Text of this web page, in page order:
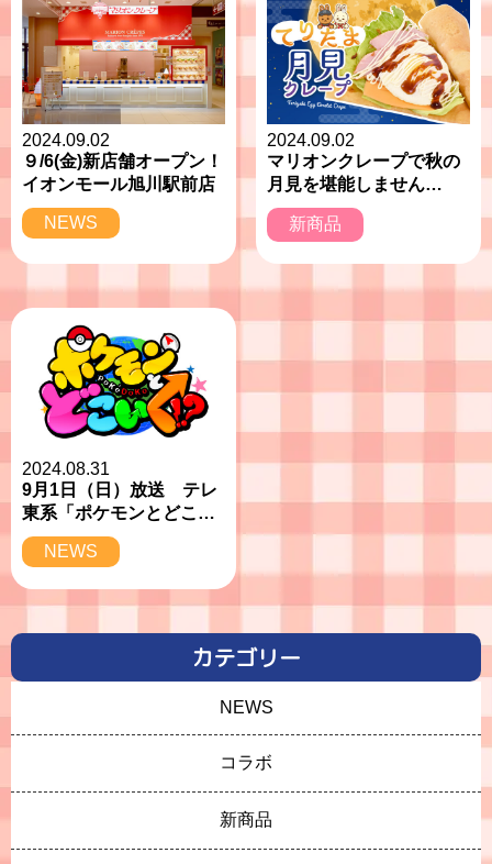
2024.09.02
９/6(金)新店舗オープン！
イオンモール旭川駅前店
NEWS
2024.09.02
マリオンクレープで秋の
月見を堪能しません
か？？
新商品
2024.08.31
9月1日（日）放送 テレ
東系「ポケモンとどこい
く！？」にポケピースの
クレープが登場！
NEWS
カテゴリー
NEWS
コラボ
新商品